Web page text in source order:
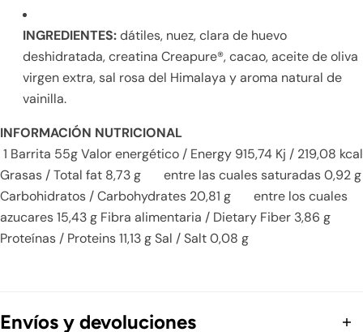
INGREDIENTES:dátiles, nuez, clara de huevo
deshidratada, creatina Creapure®, cacao, aceite de oliva
virgen extra, sal rosa del Himalaya y aroma natural de
vainilla.
INFORMACIÓN NUTRICIONAL
1 Barrita 55g Valor energético / Energy 915,74 Kj / 219,08 kcal
Grasas / Total fat 8,73 g entre las cuales saturadas 0,92 g
Carbohidratos / Carbohydrates 20,81 g entre los cuales
azucares 15,43 g Fibra alimentaria / Dietary Fiber 3,86 g
Proteínas / Proteins 11,13 g Sal / Salt 0,08 g
Envíos y devoluciones